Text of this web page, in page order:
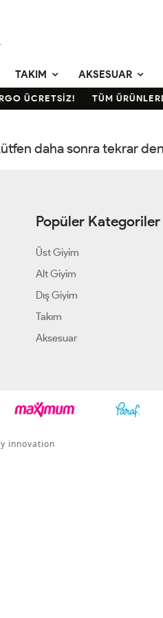
TAKIM AKSESUAR
ÜCRETSİZ! TÜM
daha sonra tekrar
Popüler Kategoriler
Üst Giyim
Alt Giyim
Dış Giyim
Takım
Aksesuar
innovation